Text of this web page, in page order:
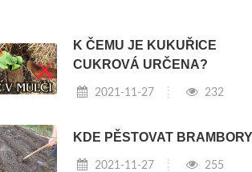
K ČEMU JE KUKUŘICE
CUKROVÁ URČENA?
2021-11-27 232
KDE PĚSTOVAT
2021-11-27 255